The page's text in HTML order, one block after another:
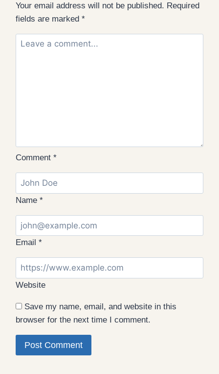
Your email address will not be published. Required
fields are marked *
Comment *
Name *
Email *
Website
Save my name, email, and website in this
browser for the next time I comment.